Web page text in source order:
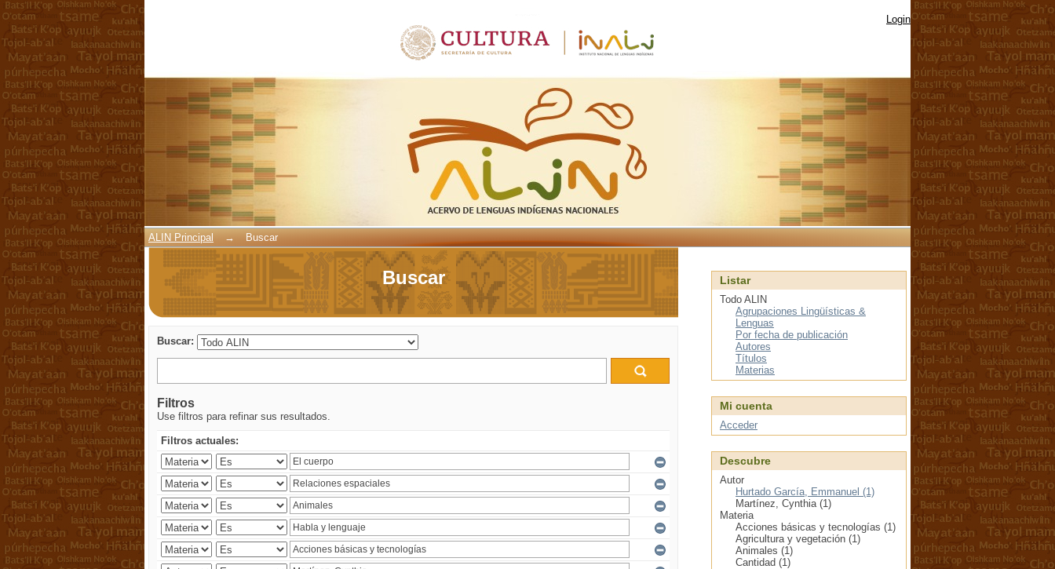
Login
ALIN Principal → Buscar
Buscar
Buscar:
Filtros
Use filtros para refinar sus resultados.
Filtros actuales:
Listar
Todo ALIN
Agrupaciones Lingüísticas &
Lenguas
Por fecha de publicación
Autores
Títulos
Materias
Mi cuenta
Acceder
Descubre
Autor
Hurtado García, Emmanuel (1)
Martínez, Cynthia (1)
Materia
Acciones básicas y tecnologías (1)
Agricultura y vegetación (1)
Animales (1)
Cantidad (1)